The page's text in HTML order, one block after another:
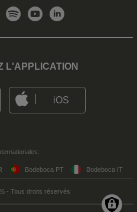
L'APPLICATION
iOS
Bodeboca PT Bodeboca IT
- Tous droits réservés